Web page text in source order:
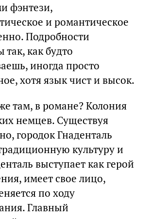
фэнтези,
и романтическое
Подробности
как будто
иногда просто
хотя язык чист и высок.
там, в романе? Колония
немцев. Существуя
городок Гнаденталь
культуру и
выступает как герой
имеет свое лицо,
по ходу
Главный